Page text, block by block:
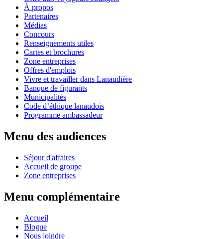
À propos
Partenaires
Médias
Concours
Renseignements utiles
Cartes et brochures
Zone entreprises
Offres d'emplois
Vivre et travailler dans Lanaudière
Banque de figurants
Municipalités
Code d’éthique lanaudois
Programme ambassadeur
Menu des audiences
Séjour d'affaires
Accueil de groupe
Zone entreprises
Menu complémentaire
Accueil
Blogue
Nous joindre